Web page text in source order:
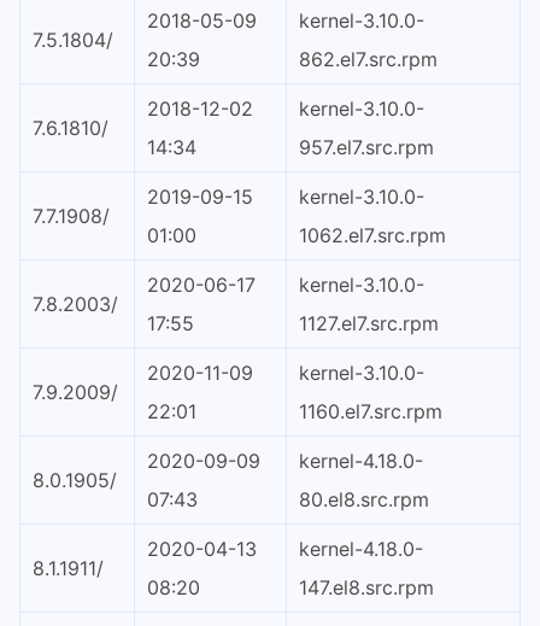
7.5.1804/
2018-05-09
20:39
kernel-3.10.0-
862.el7.src.rpm
7.6.1810/
2018-12-02
14:34
kernel-3.10.0-
957.el7.src.rpm
7.7.1908/
2019-09-15
01:00
kernel-3.10.0-
1062.el7.src.rpm
7.8.2003/
2020-06-17
17:55
kernel-3.10.0-
1127.el7.src.rpm
7.9.2009/
2020-11-09
22:01
kernel-3.10.0-
1160.el7.src.rpm
8.0.1905/
2020-09-09
07:43
kernel-4.18.0-
80.el8.src.rpm
8.1.1911/
2020-04-13
08:20
kernel-4.18.0-
147.el8.src.rpm